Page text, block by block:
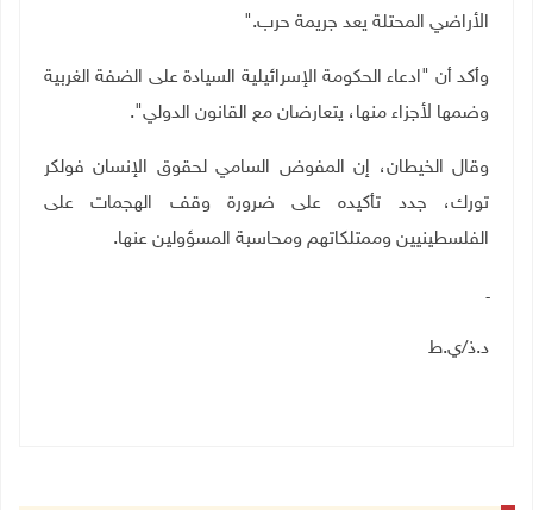
الأراضي المحتلة يعد جريمة حرب".
وأكد أن "ادعاء الحكومة الإسرائيلية السيادة على الضفة الغربية
وضمها لأجزاء منها، يتعارضان مع القانون الدولي".
وقال الخيطان، إن المفوض السامي لحقوق الإنسان فولكر
تورك، جدد تأكيده على ضرورة وقف الهجمات على
الفلسطينيين وممتلكاتهم ومحاسبة المسؤولين عنها.
ـ
د.ذ/ي.ط